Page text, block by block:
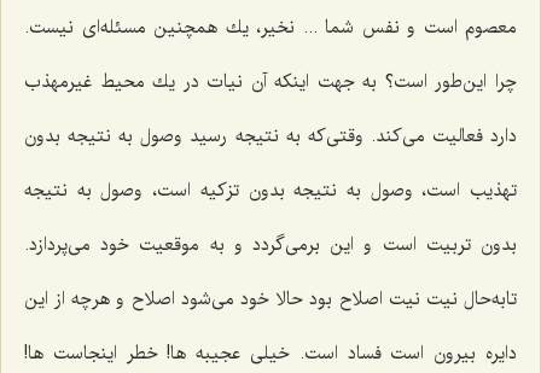
معصوم است و نفس شما ... نخیر، یك همچنین مسئله‌ای نیست.
چرا این‌طور است؟ به جهت اینكه آن نیات در یك محیط غیرمهذب
دارد فعالیت می‌كند. وقتی‌كه به نتیجه رسید وصول به نتیجه بدون
تهذیب است، وصول به نتیجه بدون تزكیه است، وصول به نتیجه
بدون تربیت است و این برمی‌گردد و به موقعیت خود می‌پردازد.
تابه‌حال نیت نیت اصلاح بود حالا خود می‌شود اصلاح و هرچه از این
دایره بیرون است فساد است. خیلی عجیبه ها! خطر اینجاست ها!